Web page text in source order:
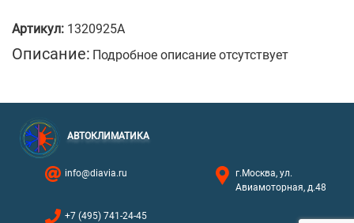
Артикул: 1320925A
Описание: Подробное описание отсутствует
АВТОКЛИМАТИКА
info@diavia.ru
г.Москва, ул.
Авиамоторная, д.48
+7 (495) 741-24-45